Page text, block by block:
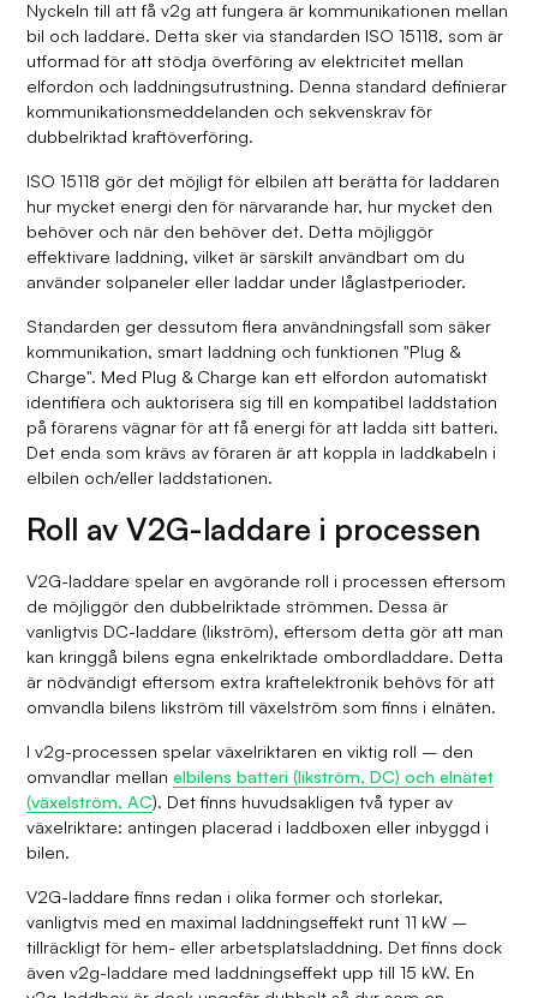
Nyckeln till att få v2g att fungera är kommunikationen mellan
bil och laddare. Detta sker via standarden ISO 15118, som är
utformad för att stödja överföring av elektricitet mellan
elfordon och laddningsutrustning. Denna standard definierar
kommunikationsmeddelanden och sekvenskrav för
dubbelriktad kraftöverföring.
ISO 15118 gör det möjligt för elbilen att berätta för laddaren
hur mycket energi den för närvarande har, hur mycket den
behöver och när den behöver det. Detta möjliggör
effektivare laddning, vilket är särskilt användbart om du
använder solpaneler eller laddar under låglastperioder.
Standarden ger dessutom flera användningsfall som säker
kommunikation, smart laddning och funktionen "Plug &
Charge". Med Plug & Charge kan ett elfordon automatiskt
identifiera och auktorisera sig till en kompatibel laddstation
på förarens vägnar för att få energi för att ladda sitt batteri.
Det enda som krävs av föraren är att koppla in laddkabeln i
elbilen och/eller laddstationen.
Roll av V2G-laddare i processen
V2G-laddare spelar en avgörande roll i processen eftersom
de möjliggör den dubbelriktade strömmen. Dessa är
vanligtvis DC-laddare (likström), eftersom detta gör att man
kan kringgå bilens egna enkelriktade ombordladdare. Detta
är nödvändigt eftersom extra kraftelektronik behövs för att
omvandla bilens likström till växelström som finns i elnäten.
I v2g-processen spelar växelriktaren en viktig roll – den
omvandlar mellanelbilens batteri (likström, DC) och elnätet
(växelström, AC). Det finns huvudsakligen två typer av
växelriktare: antingen placerad i laddboxen eller inbyggd i
bilen.
V2G-laddare finns redan i olika former och storlekar,
vanligtvis med en maximal laddningseffekt runt 11 kW –
tillräckligt för hem- eller arbetsplatsladdning. Det finns dock
även v2g-laddare med laddningseffekt upp till 15 kW. En